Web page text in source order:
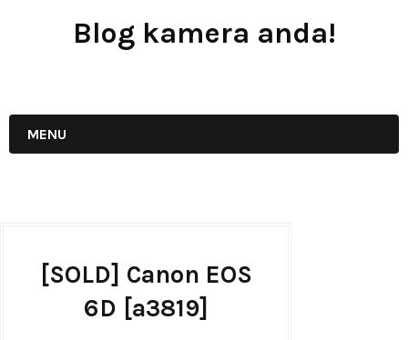
Blog kamera anda!
MENU
[SOLD] Canon EOS
6D [a3819]